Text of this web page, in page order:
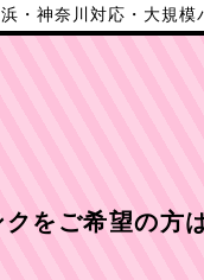
・神奈川対応・大規模
をご希望の方は